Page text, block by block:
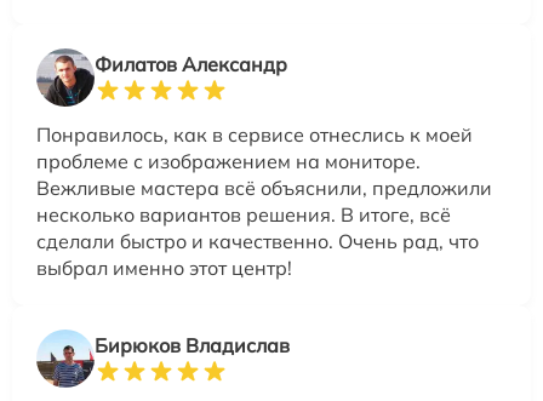
Филатов Александр
Понравилось, как в сервисе отнеслись к моей
проблеме с изображением на мониторе.
Вежливые мастера всё объяснили, предложили
несколько вариантов решения. В итоге, всё
сделали быстро и качественно. Очень рад, что
выбрал именно этот центр!
Бирюков Владислав